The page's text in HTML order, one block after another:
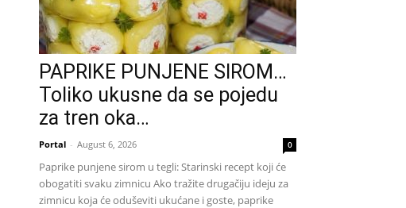
PAPRIKE PUNJENE SIROM…
Toliko ukusne da se pojedu
za tren oka…
Portal - August 6, 2026 0
Paprike punjene sirom u tegli: Starinski recept koji će
obogatiti svaku zimnicu Ako tražite drugačiju ideju za
zimnicu koja će oduševiti ukućane i goste, paprike